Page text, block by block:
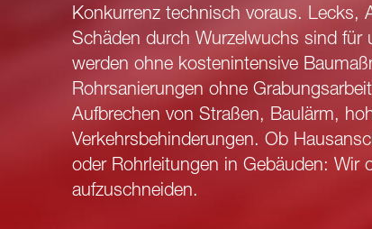
Konkurrenz technisch voraus. Lecks,
Schäden durch Wurzelwuchs sind für
werden ohne kostenintensive
Rohrsanierungen ohne
Aufbrechen von Straßen, Baulärm,
Verkehrsbehinderungen. Ob
oder Rohrleitungen in Gebäuden: Wir
aufzuschneiden.